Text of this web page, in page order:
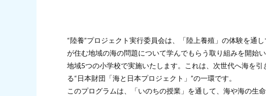
“陸養”プロジェクト実行委員会は、「陸上養殖」の体験を通
が住む地域の海の問題について学んでもらう取り組みを開始
地域5つの小学校で実施いたします。これは、次世代へ海を
る“日本財団「海と日本プロジェクト」”の一環です。
このプログラムは、「いのちの授業」を通して、海や海の生